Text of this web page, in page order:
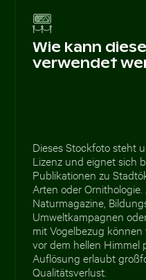
Wie kann
verwendet
Dieses Stockfoto steht
Lizenz und eignet sich
Publikationen zu
Arten oder Ornithologie.
Naturmagazine,
Umweltkampagnen
mit Vogelbezug
vor dem hellen Himmel
Auflösung erlaubt
Qualitätsverlust.